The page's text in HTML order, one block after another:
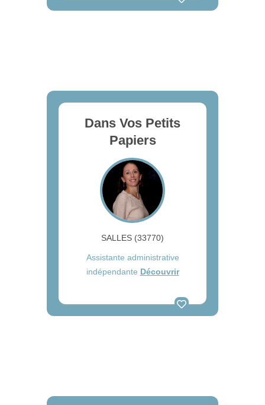
Dans Vos Petits
Papiers
SALLES (33770)
Assistante administrative
indépendante Découvrir